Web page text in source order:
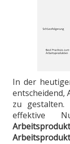
In der
entscheidend,
zu gestalten.
effektive